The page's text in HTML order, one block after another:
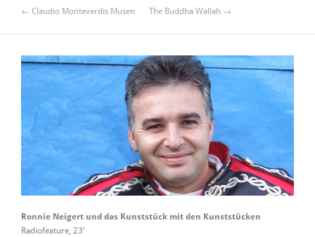
← Claudio Monteverdis Musen The Buddha Wallah →
Ronnie Neigert und das Kunststück mit den Kunststücken
Radiofeature, 23‘